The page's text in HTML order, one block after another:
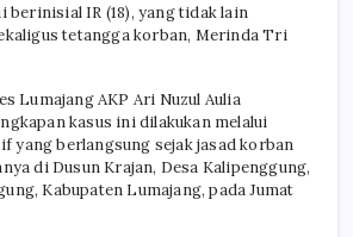
berinisial IR (18), yang tidak lain
tetangga korban, Merinda Tri
Lumajang AKP Ari Nuzul Aulia
kasus ini dilakukan melalui
yang berlangsung sejak jasad korban
di Dusun Krajan, Desa Kalipenggung,
Kabupaten Lumajang, pada Jumat